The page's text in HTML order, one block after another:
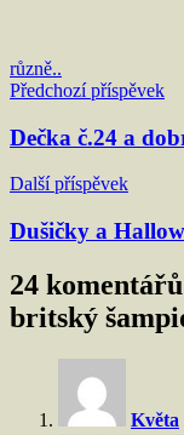
různě..
Navigace
pro
Předchozí příspěvek
Dečka č.24 a
Další příspěvek
Dušičky a
24
britský
Květa